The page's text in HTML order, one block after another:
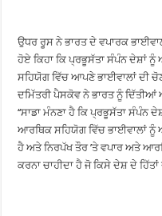
ਉਧਰ ਰੂਸ ਨੇ ਭਾਰਤ ਦੇ ਵਪਾਰਕ
ਹੋਏ ਕਿਹਾ ਕਿ ਪ੍ਰਭੂਸੱਤਾ ਸੰਪੰਨ ਦੇਸ਼ਾਂ
ਸਹਿਯੋਗ ਵਿੱਚ ਆਪਣੇ ਭਾਈਵਾਲਾਂ ਦੀ
ਦਮਿੱਤਰੀ ਪੈਸਕੋਵ ਨੇ ਭਾਰਤ ਨੂੰ ਦਿੱਤੀਆਂ
‘‘ਸਾਡਾ ਮੰਨਣਾ ਹੈ ਕਿ ਪ੍ਰਭੂਸੱਤਾ
ਆਰਥਿਕ ਸਹਿਯੋਗ ਵਿੱਚ ਭਾਈਵਾਲਾਂ ਨੂੰ
ਹੈ ਅਤੇ ਨਿਰਪੱਖ ਤੌਰ ’ਤੇ ਵਪਾਰ ਅਤੇ
ਕਰਨਾ ਚਾਹੀਦਾ ਹੈ ਜੋ ਕਿਸੇ ਦੇਸ਼ ਦੇ